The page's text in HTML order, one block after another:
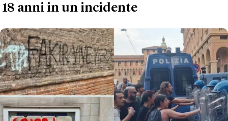
18 anni in un incidente